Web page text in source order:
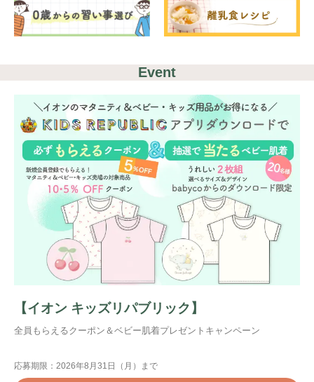
Event
【イオン キッズリパブリック】
全員もらえるクーポン＆ベビー肌着プレゼントキャンペーン
応募期限：2026年8月31日（月）まで
検索
#プレゼント #教育 #0歳 #母乳
#出産準備 #習いごと #発達
#離乳食
プレゼント&
キャンペーン
妊娠&出産 子育て
学び 暮らし